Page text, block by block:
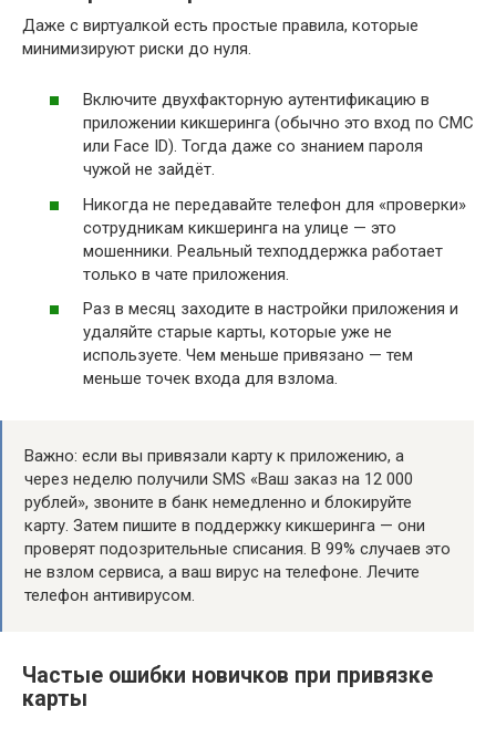
Даже с виртуалкой есть простые правила, которые
минимизируют риски до нуля.
Включите двухфакторную аутентификацию в
приложении кикшеринга (обычно это вход по СМС
или Face ID). Тогда даже со знанием пароля
чужой не зайдёт.
Никогда не передавайте телефон для «проверки»
сотрудникам кикшеринга на улице — это
мошенники. Реальный техподдержка работает
только в чате приложения.
Раз в месяц заходите в настройки приложения и
удаляйте старые карты, которые уже не
используете. Чем меньше привязано — тем
меньше точек входа для взлома.
Важно: если вы привязали карту к приложению, а
через неделю получили SMS «Ваш заказ на 12 000
рублей», звоните в банк немедленно и блокируйте
карту. Затем пишите в поддержку кикшеринга — они
проверят подозрительные списания. В 99% случаев это
не взлом сервиса, а ваш вирус на телефоне. Лечите
телефон антивирусом.
Частые ошибки новичков при привязке
карты